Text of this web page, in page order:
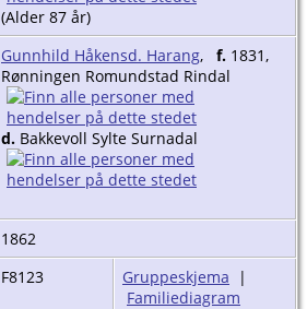
(Alder 87 år)
Gunnhild Håkensd. Harang, f. 1831,
Rønningen Romundstad Rindal
d. Bakkevoll Sylte Surnadal
1862
F8123 Gruppeskjema |
Familiediagram